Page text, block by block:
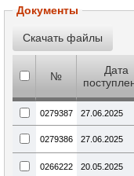
Документы
№
Дата
0279387 27.06.2025
0279386 27.06.2025
0266222 20.05.2025